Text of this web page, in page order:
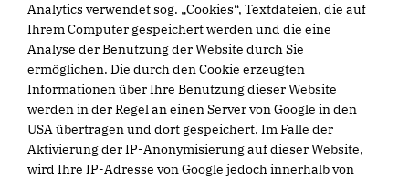
Analytics verwendet sog. „Cookies“, Textdateien, die auf
Ihrem Computer gespeichert werden und die eine
Analyse der Benutzung der Website durch Sie
ermöglichen. Die durch den Cookie erzeugten
Informationen über Ihre Benutzung dieser Website
werden in der Regel an einen Server von Google in den
USA übertragen und dort gespeichert. Im Falle der
Aktivierung der IP-Anonymisierung auf dieser Website,
wird Ihre IP-Adresse von Google jedoch innerhalb von